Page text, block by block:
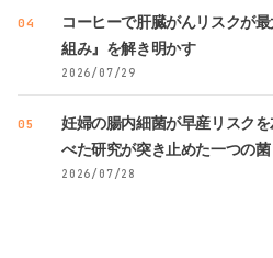
04
コーヒーで肝臓がんリスクが
組み』を解き明かす
2026/07/29
05
妊婦の腸内細菌が早産リスク
べた研究が突き止めた一つの菌
2026/07/28